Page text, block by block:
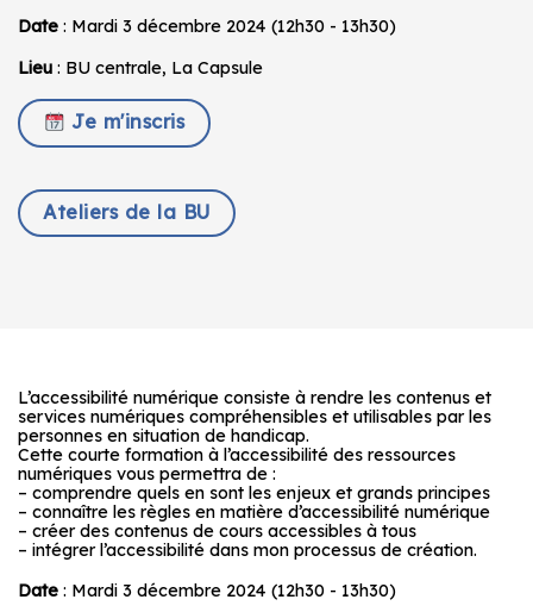
Date : Mardi 3 décembre 2024 (12h30 - 13h30)
Lieu : BU centrale, La Capsule
Je m'inscris
Ateliers de la BU
L’accessibilité numérique consiste à rendre les contenus et
services numériques compréhensibles et utilisables par les
personnes en situation de handicap.
Cette courte formation à l’accessibilité des ressources
numériques vous permettra de :
– comprendre quels en sont les enjeux et grands principes
– connaître les règles en matière d’accessibilité numérique
– créer des contenus de cours accessibles à tous
– intégrer l’accessibilité dans mon processus de création.
Date : Mardi 3 décembre 2024 (12h30 - 13h30)